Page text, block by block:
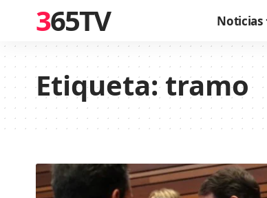
365TV Noticias
Etiqueta:tramo